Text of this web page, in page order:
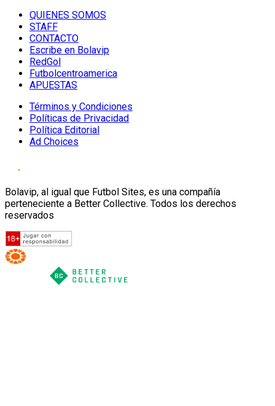
QUIENES SOMOS
STAFF
CONTACTO
Escribe en Bolavip
RedGol
Futbolcentroamerica
APUESTAS
Términos y Condiciones
Políticas de Privacidad
Política Editorial
Ad Choices
Bolavip, al igual que Futbol Sites, es una compañía
perteneciente a Better Collective. Todos los derechos
reservados